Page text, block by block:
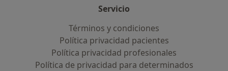
Servicio
Términos y condiciones
Política privacidad pacientes
Política privacidad profesionales
Política de privacidad para determinados